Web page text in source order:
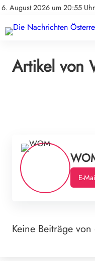
6. August 2026 um 20:55 Uhr
Mediadaten
Stellenangebote
Veranstaltungen
Artikel von
E-
Keine Beiträge